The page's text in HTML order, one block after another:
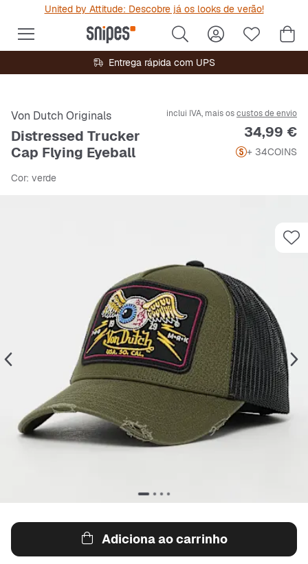
United by Attitude: Descobre já os looks de verão!
Entrega rápida com UPS
Von Dutch Originals
Distressed Trucker
Cap Flying Eyeball
inclui IVA, mais oscustos de envio
Preço
34,99 €
+ 34COINS
Cor: verde
Adiciona ao carrinho